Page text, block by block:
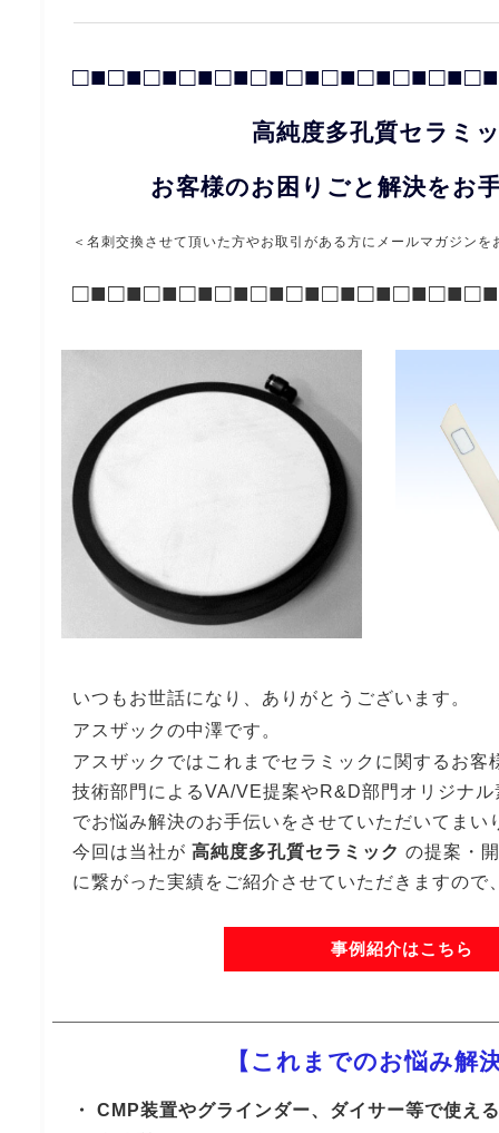
高純度多孔質セラミ
お客様のお困りごと解決をお
＜名刺交換させて頂いた方やお取引がある方に メールマガジンを
いつもお世話になり、ありがとうございます。
アスザックの中澤です。
アスザックではこれまでセラミックに関するお客
技術部門によるVA/VE提案やR&D部門オリジナ
でお悩み解決のお手伝いをさせていただいてまい
今回は当社が 高純度多孔質セラミック の提案・
に繋がった実績をご紹介させていただきますので
事例紹介はこちら
【これまでのお悩み解
・ CMP装置やグラインダー、ダイサー等で使え